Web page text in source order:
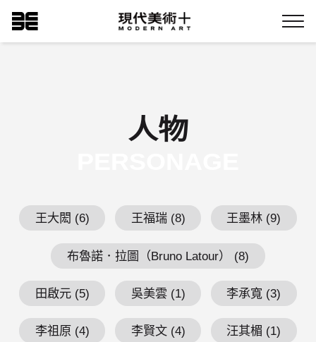
到
主
現代美術+Logo
Menu
人物
王大閎 (6) 王福瑞 (8) 王墨林 (9)
布魯諾．拉圖（Bruno Latour） (8)
田啟元 (5) 吳美雲 (1) 李承寬 (3)
李祖原 (4) 李賢文 (4) 汪其楣 (1)